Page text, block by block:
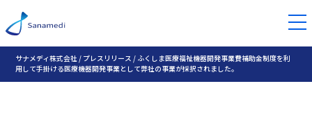
サナメディ株式会社 / プレスリリース / ふくしま医療福祉機器開発事業費補助金制度を利
用して手掛ける医療機器開発事業として弊社の事業が採択されました。